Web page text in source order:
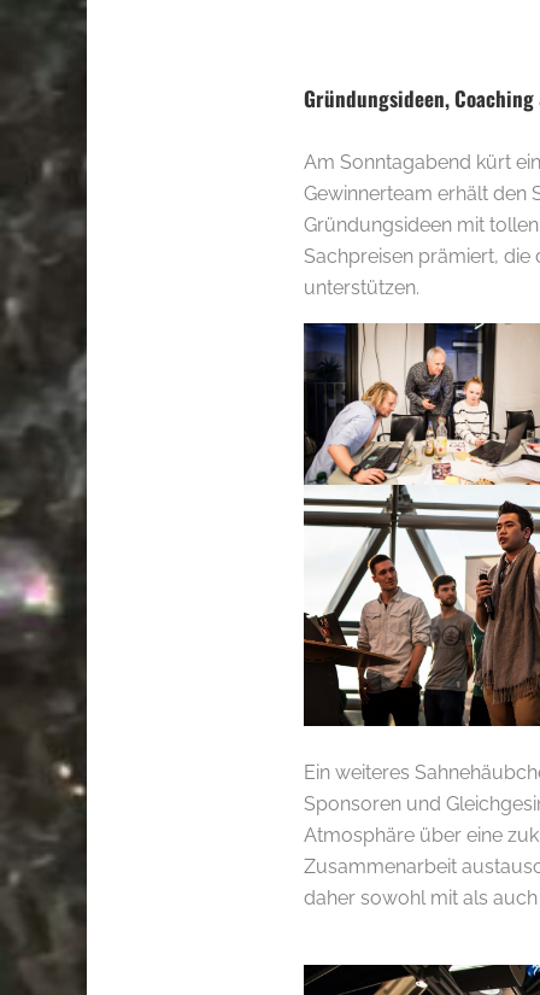
Gründungsideen,
Am Sonntagabend kürt
Gewinnerteam erhält den
Gründungsideen mit tollen
Sachpreisen prämiert, die
unterstützen.
Ein weiteres
Sponsoren und
Atmosphäre über eine
Zusammenarbeit
daher sowohl mit als